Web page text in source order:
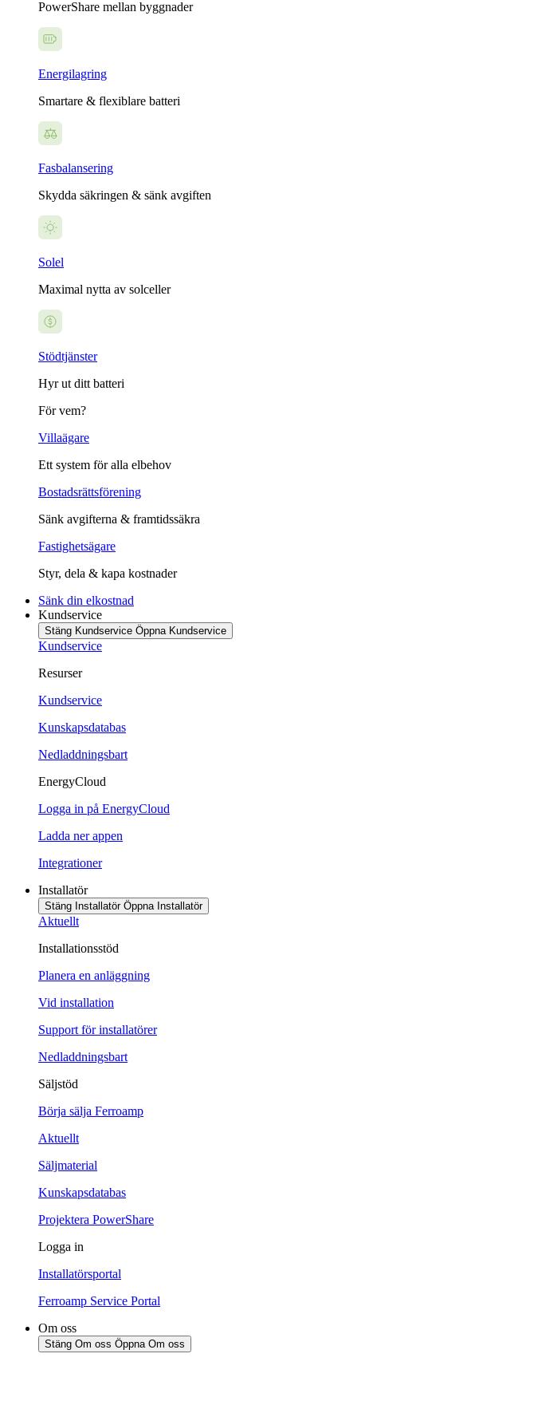
PowerShare mellan byggnader
Energilagring
Smartare & flexiblare batteri
Fasbalansering
Skydda säkringen & sänk avgiften
Solel
Maximal nytta av solceller
Stödtjänster
Hyr ut ditt batteri
För vem?
Villaägare
Ett system för alla elbehov
Bostadsrättsförening
Sänk avgifterna & framtidssäkra
Fastighetsägare
Styr, dela & kapa kostnader
Sänk din elkostnad
Kundservice
Stäng Kundservice Öppna Kundservice
Kundservice
Resurser
Kundservice
Kunskapsdatabas
Nedladdningsbart
EnergyCloud
Logga in på EnergyCloud
Ladda ner appen
Integrationer
Installatör
Stäng Installatör Öppna Installatör
Aktuellt
Installationsstöd
Planera en anläggning
Vid installation
Support för installatörer
Nedladdningsbart
Säljstöd
Börja sälja Ferroamp
Aktuellt
Säljmaterial
Kunskapsdatabas
Projektera PowerShare
Logga in
Installatörsportal
Ferroamp Service Portal
Om oss
Stäng Om oss Öppna Om oss